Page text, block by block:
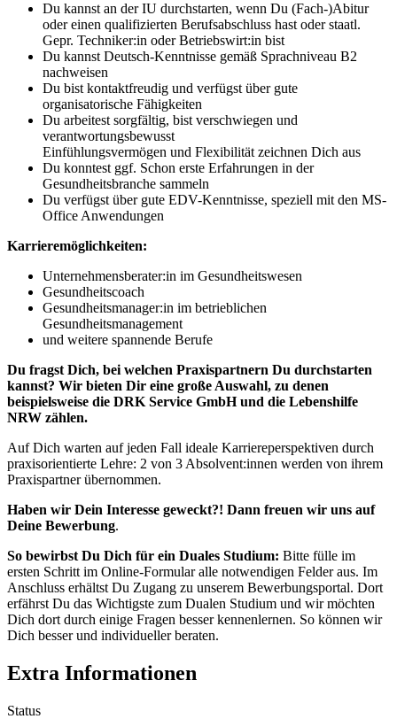
Du kannst an der IU durchstarten, wenn Du (Fach-)Abitur
oder einen qualifizierten Berufsabschluss hast oder staatl.
Gepr. Techniker:in oder Betriebswirt:in bist
Du kannst Deutsch-Kenntnisse gemäß Sprachniveau B2
nachweisen
Du bist kontaktfreudig und verfügst über gute
organisatorische Fähigkeiten
Du arbeitest sorgfältig, bist verschwiegen und
verantwortungsbewusst
Einfühlungsvermögen und Flexibilität zeichnen Dich aus
Du konntest ggf. Schon erste Erfahrungen in der
Gesundheitsbranche sammeln
Du verfügst über gute EDV-Kenntnisse, speziell mit den MS-
Office Anwendungen
Karrieremöglichkeiten:
Unternehmensberater:in im Gesundheitswesen
Gesundheitscoach
Gesundheitsmanager:in im betrieblichen
Gesundheitsmanagement
und weitere spannende Berufe
Du fragst Dich, bei welchen Praxispartnern Du durchstarten
kannst? Wir bieten Dir eine große Auswahl, zu denen
beispielsweise die DRK Service GmbH und die Lebenshilfe
NRW zählen.
Auf Dich warten auf jeden Fall ideale Karriereperspektiven durch
praxisorientierte Lehre: 2 von 3 Absolvent:innen werden von ihrem
Praxispartner übernommen.
Haben wir Dein Interesse geweckt?! Dann freuen wir uns auf
Deine Bewerbung.
So bewirbst Du Dich für ein Duales Studium: Bitte fülle im
ersten Schritt im Online-Formular alle notwendigen Felder aus. Im
Anschluss erhältst Du Zugang zu unserem Bewerbungsportal. Dort
erfährst Du das Wichtigste zum Dualen Studium und wir möchten
Dich dort durch einige Fragen besser kennenlernen. So können wir
Dich besser und individueller beraten.
Extra Informationen
Status